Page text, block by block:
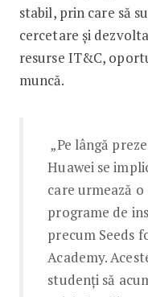
stabil, prin care să
cercetare și
resurse IT&C,
muncă.
„Pe lângă
Huawei se
care urmează
programe de
precum Seeds
Academy.
studenți să